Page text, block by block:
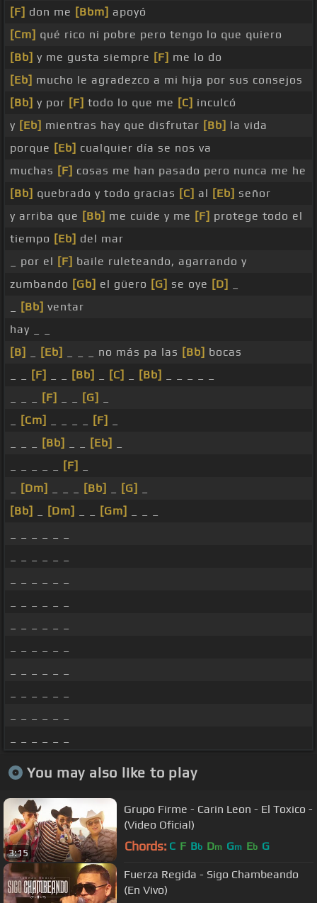
[F] don me [Bbm] apoyó
[Cm] qué rico ni pobre pero tengo lo que quiero
[Bb] y me gusta siempre [F] me lo do
[Eb] mucho le agradezco a mi hija por sus consejos
[Bb] y por [F] todo lo que me [C] inculcó
y [Eb] mientras hay que disfrutar [Bb] la vida
porque [Eb] cualquier día se nos va
muchas [F] cosas me han pasado pero nunca me he
[Bb] quebrado y todo gracias [C] al [Eb] señor
y arriba que [Bb] me cuide y me [F] protege todo el
tiempo [Eb] del mar
_ por el [F] baile ruleteando, agarrando y
zumbando [Gb] el güero [G] se oye [D]
[Bb] ventar
hay _ _
[B]
[Eb] _ _ _ no más pa las [Bb] bocas
[F] [Bb] [C] [Bb]
[F] [G]
[Cm] [F]
[Bb] [Eb]
[F]
[Dm] [Bb] [G]
[Bb]
[Dm] [Gm]
You may also like to play
3:15
Grupo Firme - Carin Leon - El Toxico -
(Video Oficial)
Chords: C F Bb Dm Gm Eb G
Fuerza Regida - Sigo Chambeando
(En Vivo)